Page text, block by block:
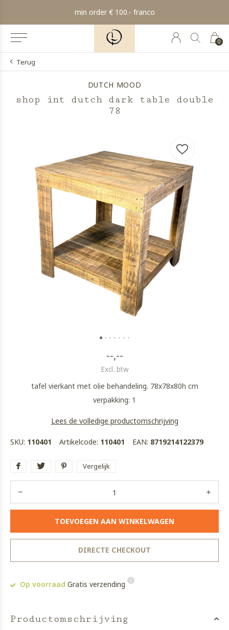
0
min order € 100.- franco
Terug
DUTCH MOOD
shop int dutch dark table double
78
--,--
Excl. btw
tafel vierkant met olie behandeling. 78x78x80h cm
verpakking: 1
Lees de volledige productomschrijving
SKU: 110401 Artikelcode: 110401 EAN: 8719214122379
Vergelijk
TOEVOEGEN AAN WINKELWAGEN
DIRECTE CHECKOUT
Op voorraad Gratis verzending
Productomschrijving